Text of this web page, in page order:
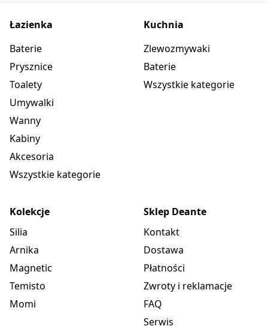
Łazienka
Baterie
Prysznice
Toalety
Umywalki
Wanny
Kabiny
Akcesoria
Wszystkie kategorie
Kuchnia
Zlewozmywaki
Baterie
Wszystkie kategorie
Kolekcje
Silia
Arnika
Magnetic
Temisto
Momi
Sklep Deante
Kontakt
Dostawa
Płatności
Zwroty i reklamacje
FAQ
Serwis